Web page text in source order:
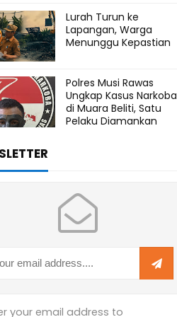
Lurah Turun ke
Lapangan, Warga
Menunggu Kepastian
Polres Musi Rawas
Ungkap Kasus Narkoba
di Muara Beliti, Satu
Pelaku Diamankan